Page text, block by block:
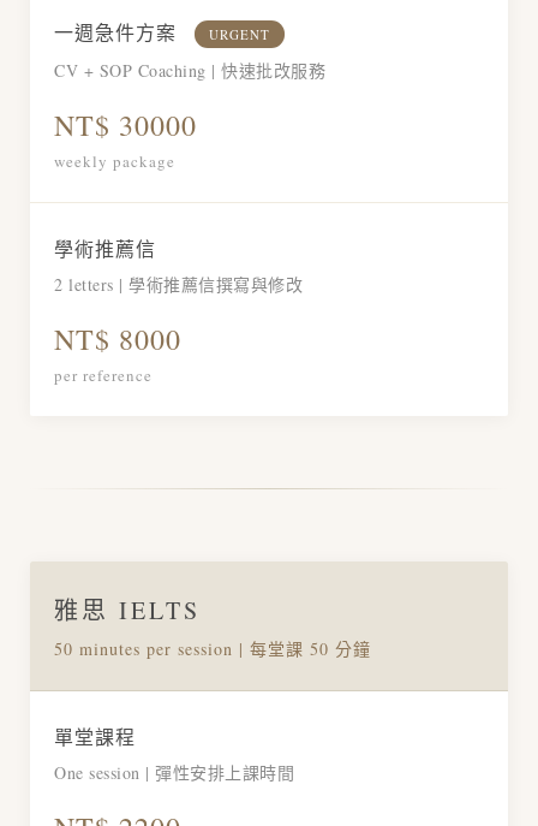
一週急件方案 URGENT
CV + SOP Coaching | 快速批改服務
NT$ 30000
weekly package
學術推薦信
2 letters | 學術推薦信撰寫與修改
NT$ 8000
per reference
雅思 IELTS
50 minutes per session | 每堂課 50 分鐘
單堂課程
One session | 彈性安排上課時間